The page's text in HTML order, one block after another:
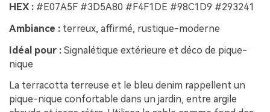
HEX : #E07A5F #3D5A80 #F4F1DE #98C1D9 #293241
Ambiance : terreux, affirmé, rustique-moderne
Idéal pour : Signalétique extérieure et déco de pique-
nique
La terracotta terreuse et le bleu denim rappellent un
pique-nique confortable dans un jardin, entre argile